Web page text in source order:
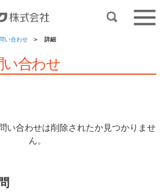
い合わせ 詳細
い合わせ
い合わせは削除されたか見つかりませ
ん。